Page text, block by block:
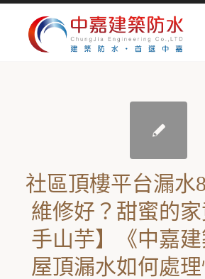
社區頂樓平台漏水
維修好？甜蜜的
手山芋】《中嘉建
屋頂漏水如何處